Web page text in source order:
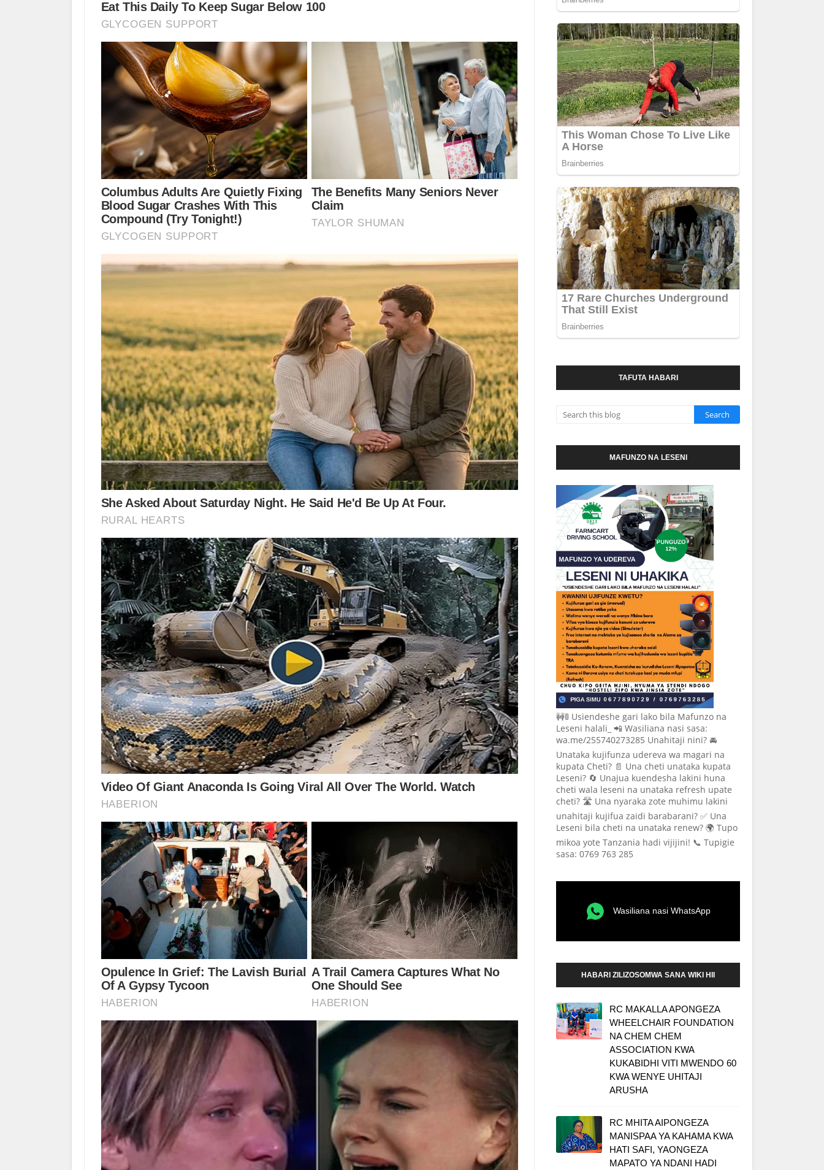
TAFUTA HABARI
MAFUNZO NA LESENI
🚧🚦 Usiendeshe gari lako bila Mafunzo na
Leseni halali_ 📲 Wasiliana nasi sasa:
wa.me/255740273285 Unahitaji nini? 🚘
Unataka kujifunza udereva wa magari na
kupata Cheti? 📄 Una cheti unataka kupata
Leseni? 🔄 Unajua kuendesha lakini huna
cheti wala leseni na unataka refresh upate
cheti? 🛣️ Una nyaraka zote muhimu lakini
unahitaji kujifua zaidi barabarani? ✅ Una
Leseni bila cheti na unataka renew? 🌍 Tupo
mikoa yote Tanzania hadi vijijini! 📞 Tupigie
sasa: 0769 763 285
Wasiliana nasi WhatsApp
HABARI ZILIZOSOMWA SANA WIKI HII
RC MAKALLA APONGEZA
WHEELCHAIR FOUNDATION
NA CHEM CHEM
ASSOCIATION KWA
KUKABIDHI VITI MWENDO 60
KWA WENYE UHITAJI
ARUSHA
RC MHITA AIPONGEZA
MANISPAA YA KAHAMA KWA
HATI SAFI, YAONGEZA
MAPATO YA NDANI HADI